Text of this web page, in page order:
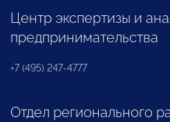
Центр экспертизы и
предпринимательства
+7 (495) 247-4777
Отдел регионального